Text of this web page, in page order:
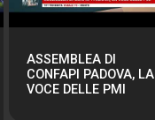
ASSEMBLEA DI
CONFAPI PADOVA, LA
VOCE DELLE PMI